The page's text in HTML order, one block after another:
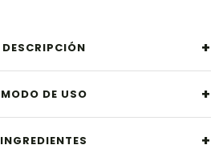
DESCRIPCIÓN
MODO DE USO
INGREDIENTES